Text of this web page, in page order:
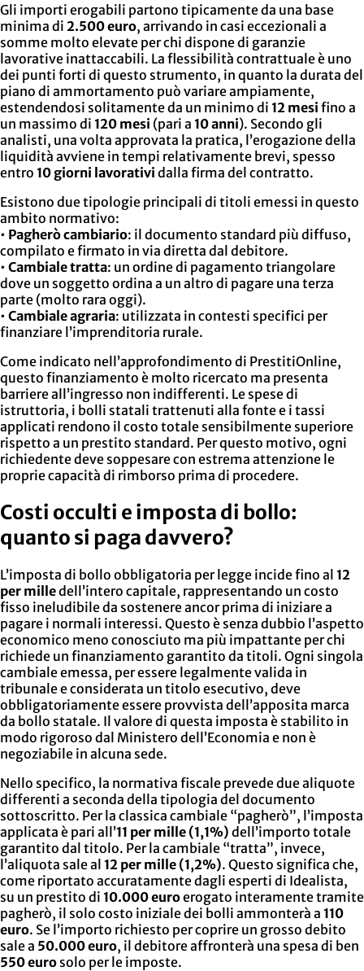
Gli importi erogabili partono tipicamente da una base
minima di 2.500 euro, arrivando in casi eccezionali a
somme molto elevate per chi dispone di garanzie
lavorative inattaccabili. La flessibilità contrattuale è uno
dei punti forti di questo strumento, in quanto la durata del
piano di ammortamento può variare ampiamente,
estendendosi solitamente da un minimo di 12 mesi fino a
un massimo di 120 mesi (pari a 10 anni). Secondo gli
analisti, una volta approvata la pratica, l’erogazione della
liquidità avviene in tempi relativamente brevi, spesso
entro 10 giorni lavorativi dalla firma del contratto.
Esistono due tipologie principali di titoli emessi in questo
ambito normativo:
• Pagherò cambiario: il documento standard più diffuso,
compilato e firmato in via diretta dal debitore.
• Cambiale tratta: un ordine di pagamento triangolare
dove un soggetto ordina a un altro di pagare una terza
parte (molto rara oggi).
• Cambiale agraria: utilizzata in contesti specifici per
finanziare l’imprenditoria rurale.
Come indicato nell’approfondimento di PrestitiOnline,
questo finanziamento è molto ricercato ma presenta
barriere all’ingresso non indifferenti. Le spese di
istruttoria, i bolli statali trattenuti alla fonte e i tassi
applicati rendono il costo totale sensibilmente superiore
rispetto a un prestito standard. Per questo motivo, ogni
richiedente deve soppesare con estrema attenzione le
proprie capacità di rimborso prima di procedere.
Costi occulti e imposta di bollo:
quanto si paga davvero?
L’imposta di bollo obbligatoria per legge incide fino al 12
per milledell’intero capitale, rappresentando un costo
fisso ineludibile da sostenere ancor prima di iniziare a
pagare i normali interessi. Questo è senza dubbio l’aspetto
economico meno conosciuto ma più impattante per chi
richiede un finanziamento garantito da titoli. Ogni singola
cambiale emessa, per essere legalmente valida in
tribunale e considerata un titolo esecutivo, deve
obbligatoriamente essere provvista dell’apposita marca
da bollo statale. Il valore di questa imposta è stabilito in
modo rigoroso dal Ministero dell’Economia e non è
negoziabile in alcuna sede.
Nello specifico, la normativa fiscale prevede due aliquote
differenti a seconda della tipologia del documento
sottoscritto. Per la classica cambiale “pagherò”, l’imposta
applicata è pari all’11 per mille (1,1%) dell’importo totale
garantito dal titolo. Per la cambiale “tratta”, invece,
l’aliquota sale al 12 per mille (1,2%). Questo significa che,
come riportato accuratamente dagli esperti di Idealista,
su un prestito di 10.000 euroerogato interamente tramite
pagherò, il solo costo iniziale dei bolli ammonterà a 110
euro. Se l’importo richiesto per coprire un grosso debito
sale a 50.000 euro, il debitore affronterà una spesa di ben
550 euro solo per le imposte.